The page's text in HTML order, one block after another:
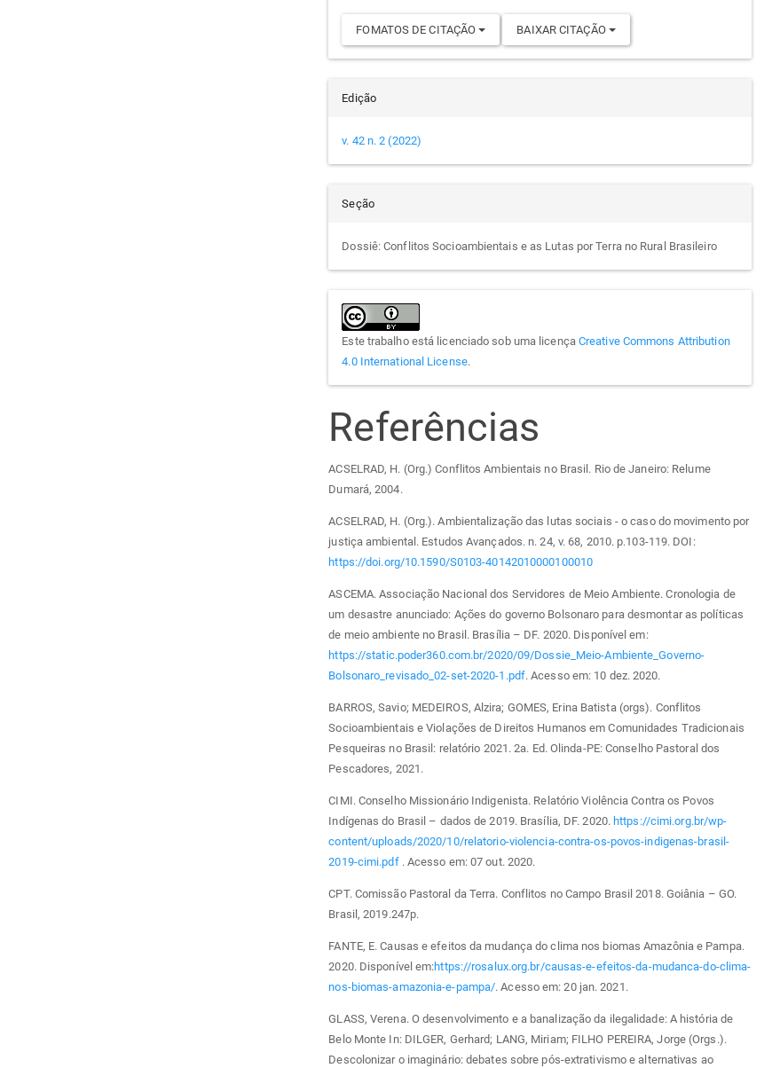
FOMATOS DE CITAÇÃO BAIXAR CITAÇÃO
Edição
v. 42 n. 2 (2022)
Seção
Dossiê: Conflitos Socioambientais e as Lutas por Terra no Rural Brasileiro
Este trabalho está licenciado sob uma licença Creative Commons Attribution
4.0 International License.
Referências
ACSELRAD, H. (Org.) Conflitos Ambientais no Brasil. Rio de Janeiro: Relume
Dumará, 2004.
ACSELRAD, H. (Org.). Ambientalização das lutas sociais - o caso do movimento por
justiça ambiental. Estudos Avançados. n. 24, v. 68, 2010. p.103-119. DOI:
https://doi.org/10.1590/S0103-40142010000100010
ASCEMA. Associação Nacional dos Servidores de Meio Ambiente. Cronologia de
um desastre anunciado: Ações do governo Bolsonaro para desmontar as políticas
de meio ambiente no Brasil. Brasília – DF. 2020. Disponível em:
https://static.poder360.com.br/2020/09/Dossie_Meio-Ambiente_Governo-
Bolsonaro_revisado_02-set-2020-1.pdf. Acesso em: 10 dez. 2020.
BARROS, Savio; MEDEIROS, Alzira; GOMES, Erina Batista (orgs). Conflitos
Socioambientais e Violações de Direitos Humanos em Comunidades Tradicionais
Pesqueiras no Brasil: relatório 2021. 2a. Ed. Olinda-PE: Conselho Pastoral dos
Pescadores, 2021.
CIMI. Conselho Missionário Indigenista. Relatório Violência Contra os Povos
Indígenas do Brasil – dados de 2019. Brasília, DF. 2020. https://cimi.org.br/wp-
content/uploads/2020/10/relatorio-violencia-contra-os-povos-indigenas-brasil-
2019-cimi.pdf. Acesso em: 07 out. 2020.
CPT. Comissão Pastoral da Terra. Conflitos no Campo Brasil 2018. Goiânia – GO.
Brasil, 2019.247p.
FANTE, E. Causas e efeitos da mudança do clima nos biomas Amazônia e Pampa.
2020. Disponível em:https://rosalux.org.br/causas-e-efeitos-da-mudanca-do-clima-
nos-biomas-amazonia-e-pampa/. Acesso em: 20 jan. 2021.
GLASS, Verena. O desenvolvimento e a banalização da ilegalidade: A história de
Belo Monte In: DILGER, Gerhard; LANG, Miriam; FILHO PEREIRA, Jorge (Orgs.).
Descolonizar o imaginário: debates sobre pós-extrativismo e alternativas ao